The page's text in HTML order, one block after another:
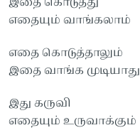
எதையும் வாங்கலாம்
எதை கொடுத்தாலும்
இதை வாங்க முடியாது
இது கருவி
எதையும் உருவாக்கும்